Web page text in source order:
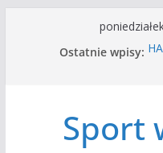
Ostatnie wpisy:
Sport